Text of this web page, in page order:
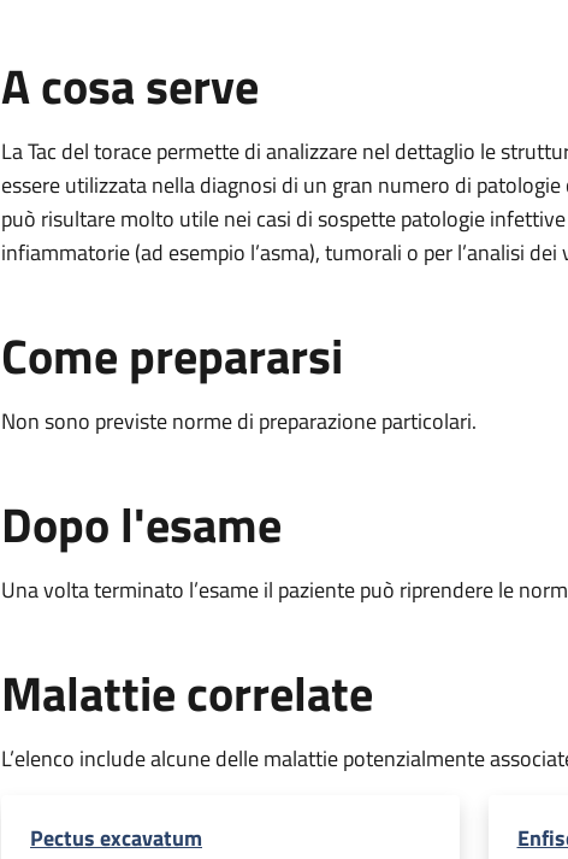
A cosa serve
La Tac del torace permette di analizzare nel dettaglio le
essere utilizzata nella diagnosi di un gran numero di
può risultare molto utile nei casi di sospette patologie
infiammatorie (ad esempio l’asma), tumorali o per l’analisi dei
Come prepararsi
Non sono previste norme di preparazione particolari.
Dopo l'esame
Una volta terminato l’esame il paziente può riprendere le
Malattie correlate
L’elenco include alcune delle malattie potenzialmente
Pectus excavatum